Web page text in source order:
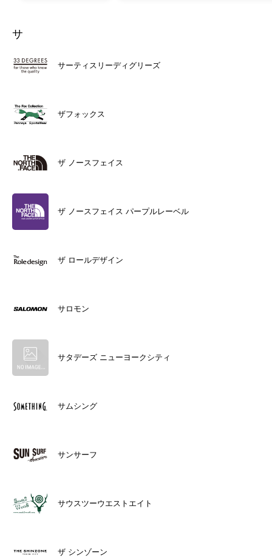
サ
サーティスリーディグリーズ
ザフォックス
ザ ノースフェイス
ザ ノースフェイス パープルレーベル
ザ ロールデザイン
サロモン
サタデーズ ニューヨークシティ
サムシング
サンサーフ
サウスツーウエストエイト
ザ シンゾーン